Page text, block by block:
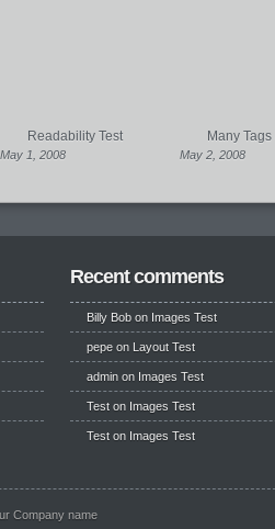
Readability Test
May 1, 2008
Many Tags
May 2, 2008
Recent comments
Billy Bob on Images Test
pepe on Layout Test
admin on Images Test
Test on Images Test
Test on Images Test
Company name